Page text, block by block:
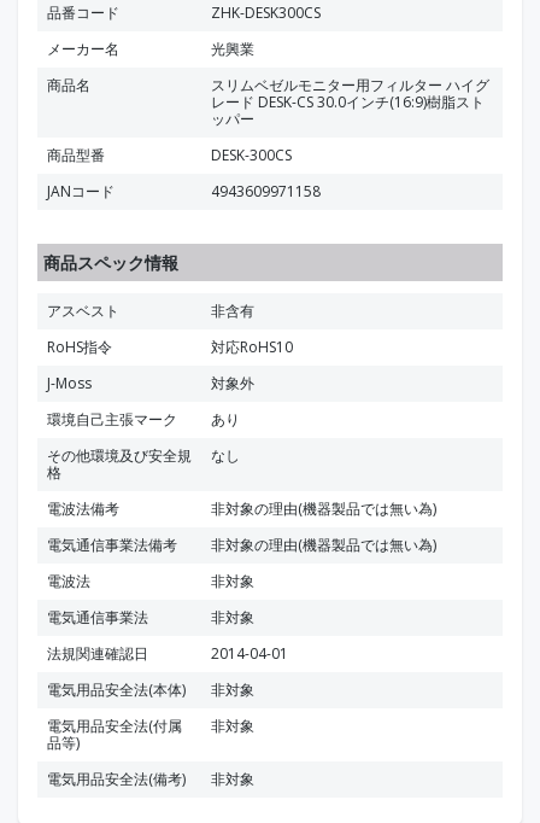
品番コード
ZHK-DESK300CS
メーカー名
光興業
商品名
スリムベゼルモニター用フィルター ハイグ
レード DESK-CS 30.0インチ(16:9)樹脂スト
ッパー
商品型番
DESK-300CS
JANコード
4943609971158
商品スペック情報
アスベスト
非含有
RoHS指令
対応RoHS10
J-Moss
対象外
環境自己主張マーク
あり
その他環境及び安全規
格
なし
電波法備考
非対象の理由(機器製品では無い為)
電気通信事業法備考
非対象の理由(機器製品では無い為)
電波法
非対象
電気通信事業法
非対象
法規関連確認日
2014-04-01
電気用品安全法(本体)
非対象
電気用品安全法(付属
品等)
非対象
電気用品安全法(備考) 非対象